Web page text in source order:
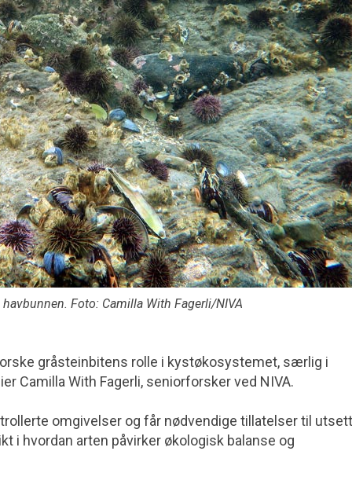
Foto: Camilla With Fagerli/NIVA
gråsteinbitens rolle i kystøkosystemet, særlig i
Camilla With Fagerli, seniorforsker ved NIVA.
omgivelser og får nødvendige tillatelser til
i hvordan arten påvirker økologisk balanse og